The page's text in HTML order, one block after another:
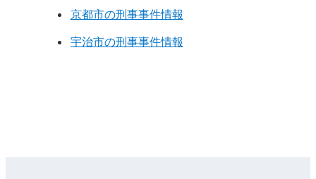
京都市の刑事事件情報
宇治市の刑事事件情報